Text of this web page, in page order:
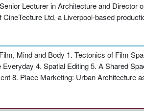
Lecturer in Architecture and Director
CineTecture Ltd, a Liverpool-based
Mind and Body 1. Tectonics of Film
4. Spatial Editing 5. A Shared
8. Place Marketing: Urban Architecture